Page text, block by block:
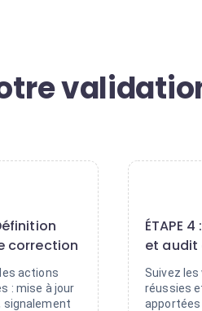
correction
actions
: mise à jour
signalement
ÉTAPE
et audit
Suivez
réussies
apportées